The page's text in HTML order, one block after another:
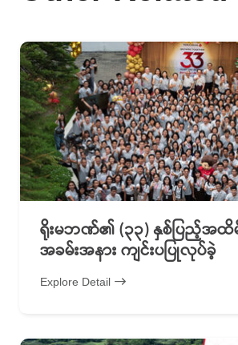
ရိုးမဘဏ်၏ (၃၃) နှစ်ပြည့်အ
အခမ်းအနား ကျင်းပပြုလုပ်ခဲ့
Explore Detail